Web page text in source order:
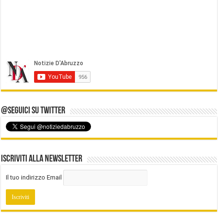
@Seguici su Twitter
Iscriviti alla Newsletter
Il tuo indirizzo Email